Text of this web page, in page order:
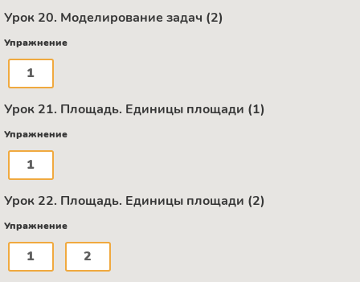
Урок 20. Моделирование задач (2)
Упражнение
1
Урок 21. Площадь. Единицы площади (1)
Упражнение
1
Урок 22. Площадь. Единицы площади (2)
Упражнение
1 2